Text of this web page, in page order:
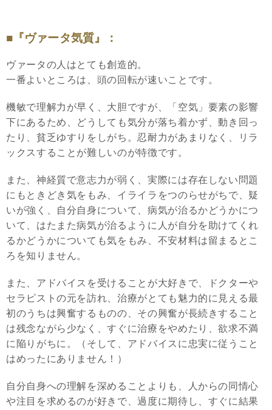
■『ヴァータ気質』：
ヴァータの人はとても創造的。
一番よいところは、頭の回転が速いことです。
機敏で理解力が早く、大胆ですが、「空気」要素の影響
下にあるため、どうしても気分が落ち着かず、動き回っ
たり、貧乏ゆすりをしがち。忍耐力があまりなく、リラ
ックスすることが難しいのが特徴です。
また、神経質で意志力が弱く、実際には存在しない問題
にもときどき気をもみ、イライラをつのらせがちで、疑
いが強く、自分自身について、病気が治るかどうかにつ
いて、はたまた病気が治るように人が自分を助けてくれ
るかどうかについても気をもみ、不安材料は留まるとこ
ろを知りません。
また、アドバイスを受けることが大好きで、ドクターや
セラピストの元を訪れ、治療がとても魅力的に見える最
初のうちは興奮するものの、その興奮が長続きすること
は残念ながら少なく、すぐに治療をやめたり、欲求不満
に陥りがちに。（そして、アドバイスに忠実に従うこと
はめったにありません！）
自分自身への理解を深めることよりも、人からの同情心
や注目を求めるのが好きで、過度に期待し、すぐに結果